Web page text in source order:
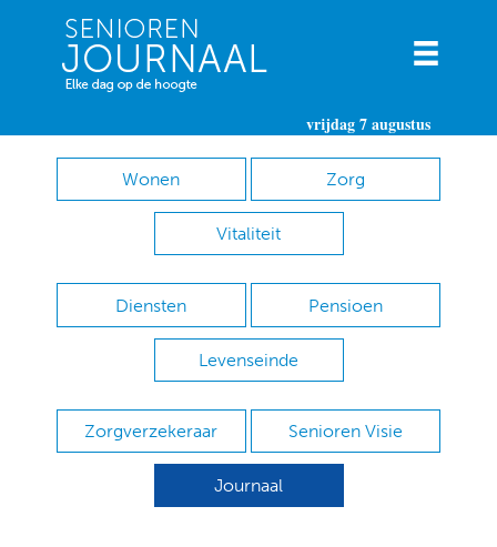
vrijdag 7 augustus
Wonen Zorg
Vitaliteit
Diensten Pensioen
Levenseinde
Zorgverzekeraar Senioren Visie
Journaal